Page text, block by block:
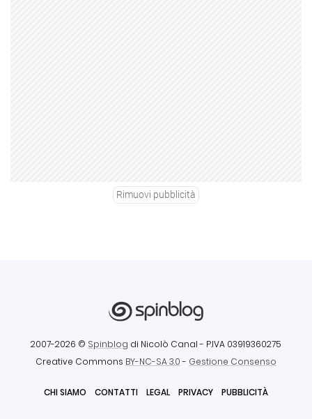
Rimuovi pubblicità
2007-2026 © Spinblog di Nicolò Canal - P.IVA 03919360275
Creative Commons BY-NC-SA 3.0- Gestione Consenso
CHI SIAMO CONTATTI LEGAL PRIVACY PUBBLICITÀ